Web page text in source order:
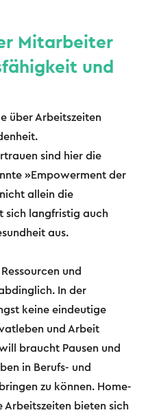
Mitarbeiter
und
über Arbeitszeiten
sind hier die
»Empowerment der
allein die
sich langfristig auch
aus.
und
In der
keine eindeutige
und Arbeit
braucht Pausen und
in Berufs- und
zu können. Home-
Arbeitszeiten bieten sich